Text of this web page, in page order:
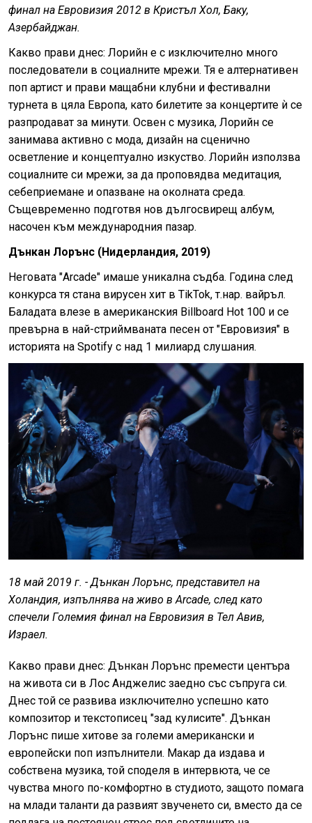
финал на Евровизия 2012 в Кристъл Хол, Баку,
Азербайджан.
Какво прави днес: Лорийн е с изключително много
последователи в социалните мрежи. Тя е алтернативен
поп артист и прави мащабни клубни и фестивални
турнета в цяла Европа, като билетите за концертите ѝ се
разпродават за минути. Освен с музика, Лорийн се
занимава активно с мода, дизайн на сценично
осветление и концептуално изкуство. Лорийн използва
социалните си мрежи, за да проповядва медитация,
себеприемане и опазване на околната среда.
Същевременно подготвя нов дългосвирещ албум,
насочен към международния пазар.
Дънкан Лорънс (Нидерландия, 2019)
Неговата "Arcade" имаше уникална съдба. Година след
конкурса тя стана вирусен хит в TikTok, т.нар. вайръл.
Баладата влезе в американския Billboard Hot 100 и се
превърна в най-стриймваната песен от "Евровизия" в
историята на Spotify с над 1 милиард слушания.
18 май 2019 г. - Дънкан Лорънс, представител на
Холандия, изпълнява на живо в Arcade, след като
спечели Големия финал на Евровизия в Тел Авив,
Израел.
Какво прави днес: Дънкан Лорънс премести центъра
на живота си в Лос Анджелис заедно със съпруга си.
Днес той се развива изключително успешно като
композитор и текстописец "зад кулисите". Дънкан
Лорънс пише хитове за големи американски и
европейски поп изпълнители. Макар да издава и
собствена музика, той споделя в интервюта, че се
чувства много по-комфортно в студиото, защото помага
на млади таланти да развият звученето си, вместо да се